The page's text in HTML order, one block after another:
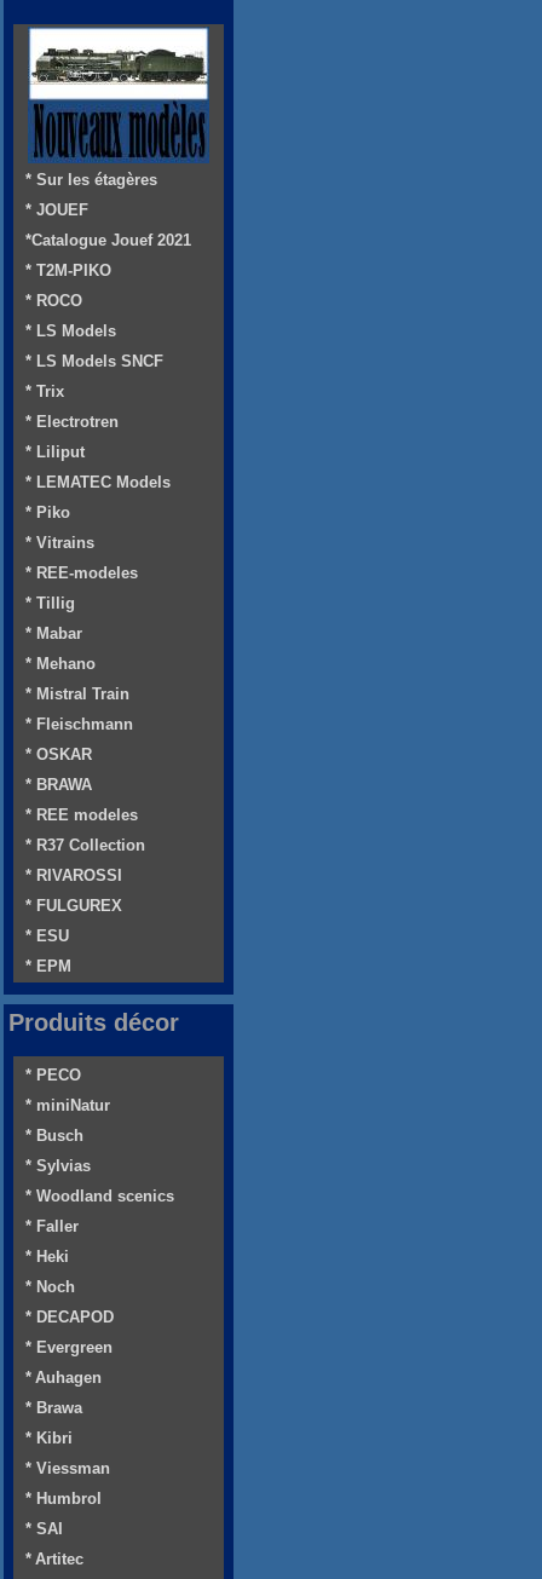
* Sur les étagères
* JOUEF
*Catalogue Jouef 2021
* T2M-PIKO
* ROCO
* LS Models
* LS Models SNCF
* Trix
* Electrotren
* Liliput
* LEMATEC Models
* Piko
* Vitrains
* REE-modeles
* Tillig
* Mabar
* Mehano
* Mistral Train
* Fleischmann
* OSKAR
* BRAWA
* REE modeles
* R37 Collection
* RIVAROSSI
* FULGUREX
* ESU
* EPM
Produits décor
* PECO
* miniNatur
* Busch
* Sylvias
* Woodland scenics
* Faller
* Heki
* Noch
* DECAPOD
* Evergreen
* Auhagen
* Brawa
* Kibri
* Viessman
* Humbrol
* SAI
* Artitec